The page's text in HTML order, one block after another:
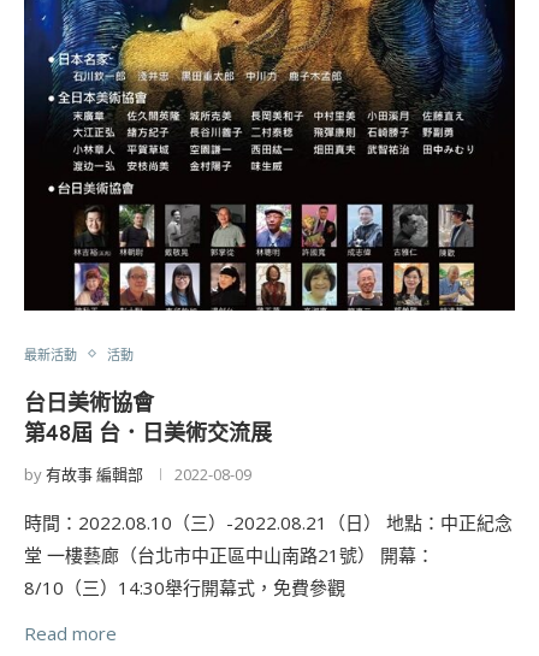
最新活動 活動
台日美術協會
第48屆 台．日美術交流展
by有故事 編輯部 2022-08-09
時間：2022.08.10（三）-2022.08.21（日） 地點：中正紀念
堂 一樓藝廊（台北市中正區中山南路21號） 開幕：
8/10（三）14:30舉行開幕式，免費參觀
Read more